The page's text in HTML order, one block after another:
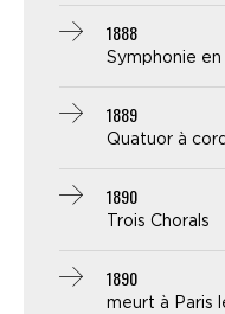
1888
Symphonie
1889
Quatuor à
1890
Trois Chorals
1890
meurt à Paris